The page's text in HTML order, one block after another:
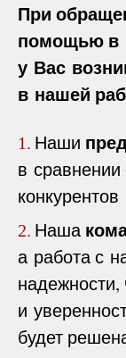
При
помощью в
у Вас
в нашей
1. Наши
в
конкурентов
2. Наша
а работа с
надежности,
и
будет